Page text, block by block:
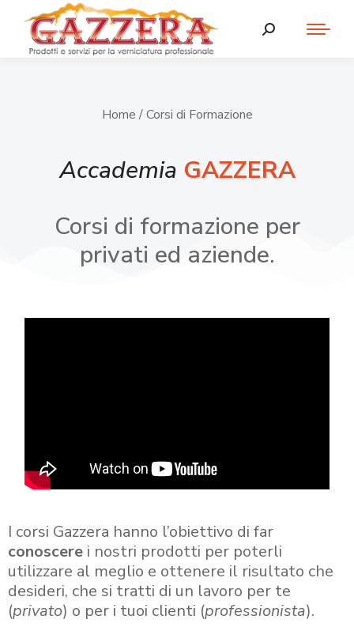
Home / Corsi di Formazione
Accademia GAZZERA
Corsi di formazione per
privati ed aziende.
I corsi Gazzera hanno l’obiettivo di far
conoscere i nostri prodotti per poterli
utilizzare al meglio e ottenere il risultato che
desideri, che si tratti di un lavoro per te
(privato) o per i tuoi clienti (professionista).